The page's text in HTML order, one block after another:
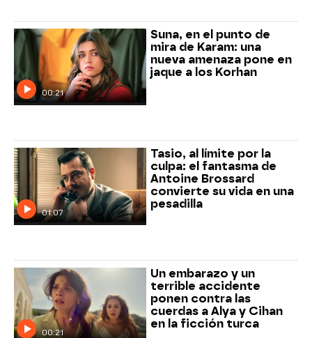
00:21
Suna, en el punto de
mira de Karam: una
nueva amenaza pone en
jaque a los Korhan
01:07
Tasio, al límite por la
culpa: el fantasma de
Antoine Brossard
convierte su vida en una
pesadilla
00:21
Un embarazo y un
terrible accidente
ponen contra las
cuerdas a Alya y Cihan
en la ficción turca